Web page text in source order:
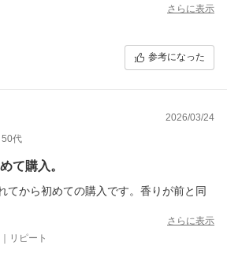
さらに表示
参考になった
2026/03/24
50代
て購入。
てから初めての購入です。香りが前と同
さらに表示
リピート